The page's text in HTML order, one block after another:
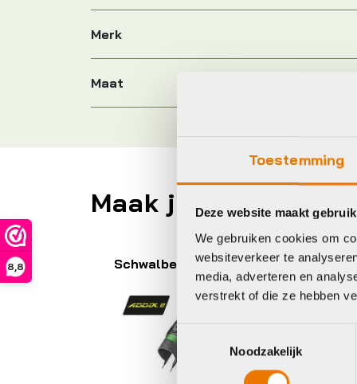
Toestemming
Deze website maakt
We gebruiken cookies om
websiteverkeer te
media, adverteren en
verstrekt of die ze hebben
Toestemmingsselectie
Noodzakelijk
8,8
Merk
Maat
Maak je fiets
Giant